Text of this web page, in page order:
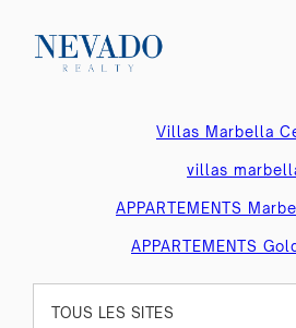
Villas Marbella
villas
APPARTEMENTS
APPARTEMENTS
TOUS LES SITES